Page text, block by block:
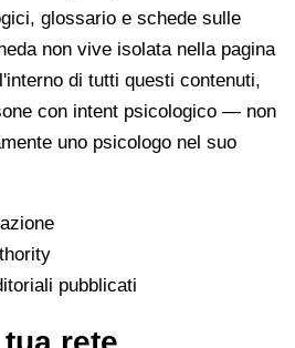
glossario e schede sulle
non vive isolata nella pagina
di tutti questi contenuti,
con intent psicologico — non
uno psicologo nel suo
pubblicati